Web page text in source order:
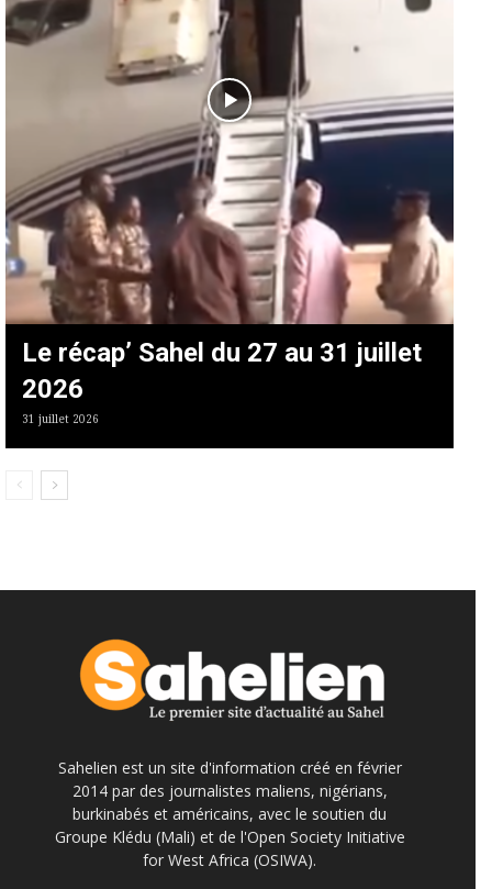
Le récap’ Sahel du 27 au 31 juillet
2026
31 juillet 2026
Sahelien est un site d'information créé en février
2014 par des journalistes maliens, nigérians,
burkinabés et américains, avec le soutien du
Groupe Klédu (Mali) et de l'Open Society Initiative
for West Africa (OSIWA).